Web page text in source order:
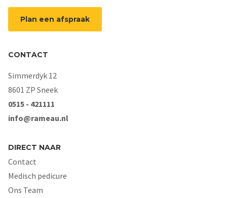
Plan een afspraak
CONTACT
Simmerdyk 12
8601 ZP Sneek
0515 - 421111
info@rameau.nl
DIRECT NAAR
Contact
Medisch pedicure
Ons Team